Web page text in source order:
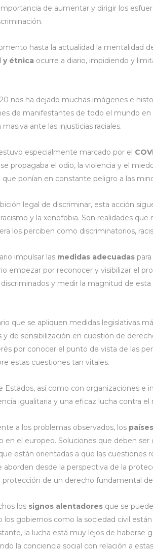
de aumentar y dirigir los
hasta la actualidad la mentalidad
y étnica ocurre a diario, impidiendo y
nos ha dejado muchas imágenes e
de manifestantes de todo el mundo en
ante las injusticias raciales.
especialmente marcado por el
propagaba el odio, la violencia y el
ponían en constante peligro a las
legal de discriminar, esta acción
y la xenofobia. Son realidades
los perciben como discriminatorios,
impulsar las medidas adecuadas
empezar por reconocer y visibilizar el
y medir la magnitud de
que se apliquen medidas legislativas
y de sensibilización en cuestión de
por conocer el punto de vista de las
estas cuestiones tan vitales.
Estados, así como con organizaciones e
igualitaria y una eficaz lucha contra el
a los problemas observados, los
en el europeo. Soluciones que deben ser
están orientadas a que las cuestiones
aborden desde la perspectiva de la
protección de un derecho fundamental
los signos alentadores que se
gobiernos como la sociedad civil
la lucha está muy lejos de haberse
la conciencia social con relación a